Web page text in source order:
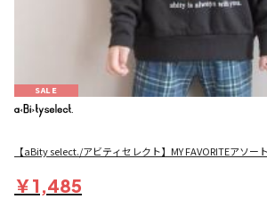
SALE
【aBity select./アビティセレクト】MY FAVORITEアソー
￥1,485